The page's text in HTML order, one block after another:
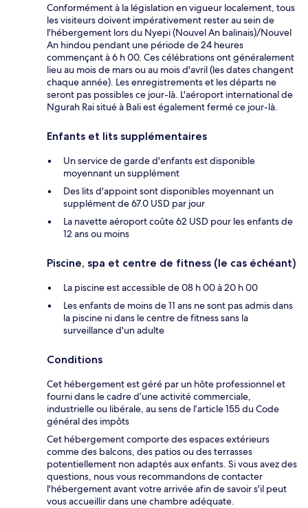
Conformément à la législation en vigueur localement, tous
les visiteurs doivent impérativement rester au sein de
l'hébergement lors du Nyepi (Nouvel An balinais)/Nouvel
An hindou pendant une période de 24 heures
commençant à 6 h 00. Ces célébrations ont généralement
lieu au mois de mars ou au mois d'avril (les dates changent
chaque année). Les enregistrements et les départs ne
seront pas possibles ce jour-là. L'aéroport international de
Ngurah Rai situé à Bali est également fermé ce jour-là.
Enfants et lits supplémentaires
Un service de garde d'enfants est disponible
moyennant un supplément
Des lits d'appoint sont disponibles moyennant un
supplément de 67.0 USD par jour
La navette aéroport coûte 62 USD pour les enfants de
12 ans ou moins
Piscine, spa et centre de fitness (le cas échéant)
La piscine est accessible de 08 h 00 à 20 h 00
Les enfants de moins de 11 ans ne sont pas admis dans
la piscine ni dans le centre de fitness sans la
surveillance d'un adulte
Conditions
Cet hébergement est géré par un hôte professionnel et
fourni dans le cadre d’une activité commerciale,
industrielle ou libérale, au sens de l’article 155 du Code
général des impôts
Cet hébergement comporte des espaces extérieurs
comme des balcons, des patios ou des terrasses
potentiellement non adaptés aux enfants. Si vous avez des
questions, nous vous recommandons de contacter
l'hébergement avant votre arrivée afin de savoir s'il peut
vous accueillir dans une chambre adéquate.